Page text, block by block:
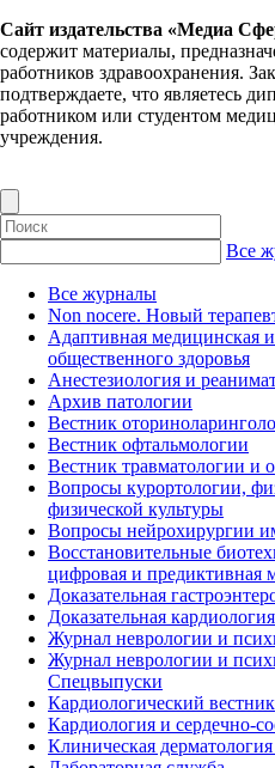
Сайт издательства «Медиа
содержит материалы,
работников здравоохранения.
подтверждаете, что являетесь
работником или студентом
учреждения.
Все
Все журналы
Non nocere. Новый
Адаптивная медицинская
общественного здоровья
Анестезиология и
Архив патологии
Вестник
Вестник офтальмологии
Вестник травматологии
Вопросы курортологии,
физической культуры
Вопросы нейрохирургии
Восстановительные
цифровая и предиктивная
Доказательная
Доказательная
Журнал неврологии и
Журнал неврологии и
Спецвыпуски
Кардиологический вестник
Кардиология и сердечно-
Клиническая